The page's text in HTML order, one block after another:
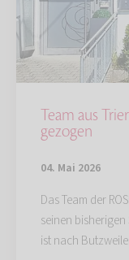
Team aus
gezogen
04. Mai 2026
Das Team der
seinen
ist nach